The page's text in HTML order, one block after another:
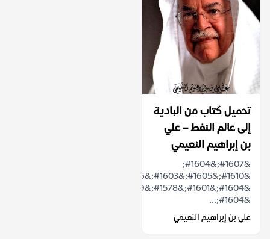
تحميل كتاب من البادية
إلى عالم النفط – علي
بن إبراهيم النعيمي
&#1607;&#1604;
&#1604;...
علي بن إبراهيم النعيمي